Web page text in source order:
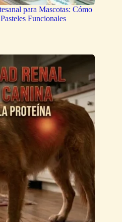
para Mascotas: Cómo
Funcionales